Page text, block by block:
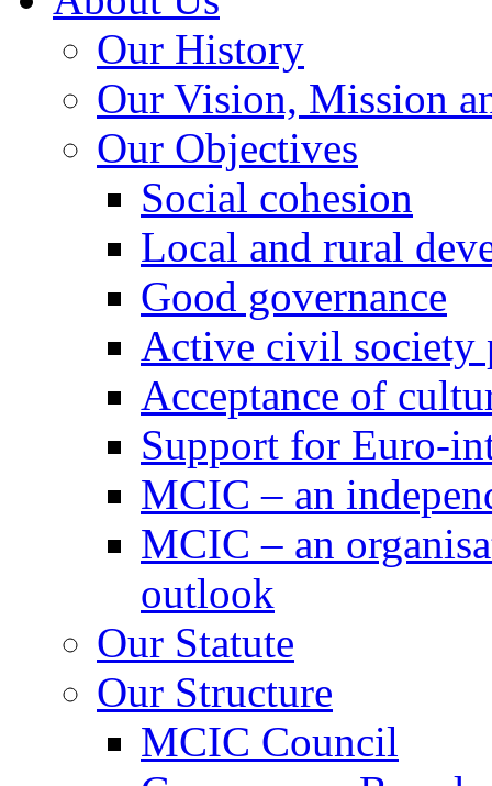
Our History
Our Vision, Mission
Our Objectives
Social cohesion
Local and rural
Good governance
Active civil society
Acceptance of
Support for Euro-
MCIC – an
MCIC – an
outlook
Our Statute
Our Structure
MCIC Council